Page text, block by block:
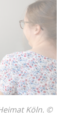
Köln. ©